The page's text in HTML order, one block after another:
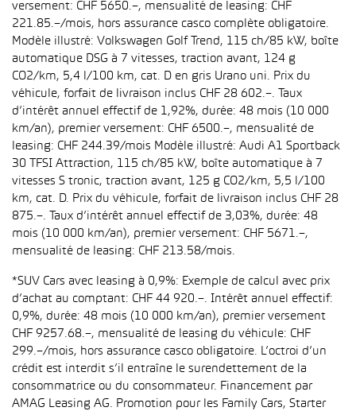
versement: CHF 5650.–, mensualité de leasing: CHF
221.85.–/mois, hors assurance casco complète obligatoire.
Modèle illustré: Volkswagen Golf Trend, 115 ch/85 kW, boîte
automatique DSG à 7 vitesses, traction avant, 124 g
CO2/km, 5,4 l/100 km, cat. D en gris Urano uni. Prix du
véhicule, forfait de livraison inclus CHF 28 602.–. Taux
d’intérêt annuel effectif de 1,92%, durée: 48 mois (10 000
km/an), premier versement: CHF 6500.–, mensualité de
leasing: CHF 244.39/mois Modèle illustré: Audi A1 Sportback
30 TFSI Attraction, 115 ch/85 kW, boîte automatique à 7
vitesses S tronic, traction avant, 125 g CO2/km, 5,5 l/100
km, cat. D. Prix du véhicule, forfait de livraison inclus CHF 28
875.–. Taux d’intérêt annuel effectif de 3,03%, durée: 48
mois (10 000 km/an), premier versement: CHF 5671.–,
mensualité de leasing: CHF 213.58/mois.
*SUV Cars avec leasing à 0,9%: Exemple de calcul avec prix
d’achat au comptant: CHF 44 920.–. Intérêt annuel effectif:
0,9%, durée: 48 mois (10 000 km/an), premier versement
CHF 9257.68.–, mensualité de leasing du véhicule: CHF
299.–/mois, hors assurance casco obligatoire. L’octroi d’un
crédit est interdit s’il entraîne le surendettement de la
consommatrice ou du consommateur. Financement par
AMAG Leasing AG. Promotion pour les Family Cars, Starter